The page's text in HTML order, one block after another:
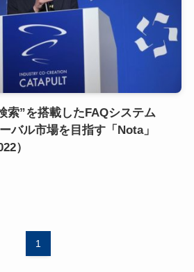
索”を搭載したFAQシステム
バル市場を目指す「Nota」
）
1